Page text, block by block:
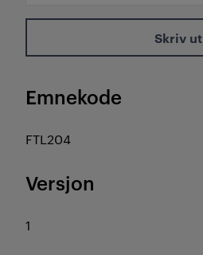
Skriv ut
Emnekode
FTL204
Versjon
1